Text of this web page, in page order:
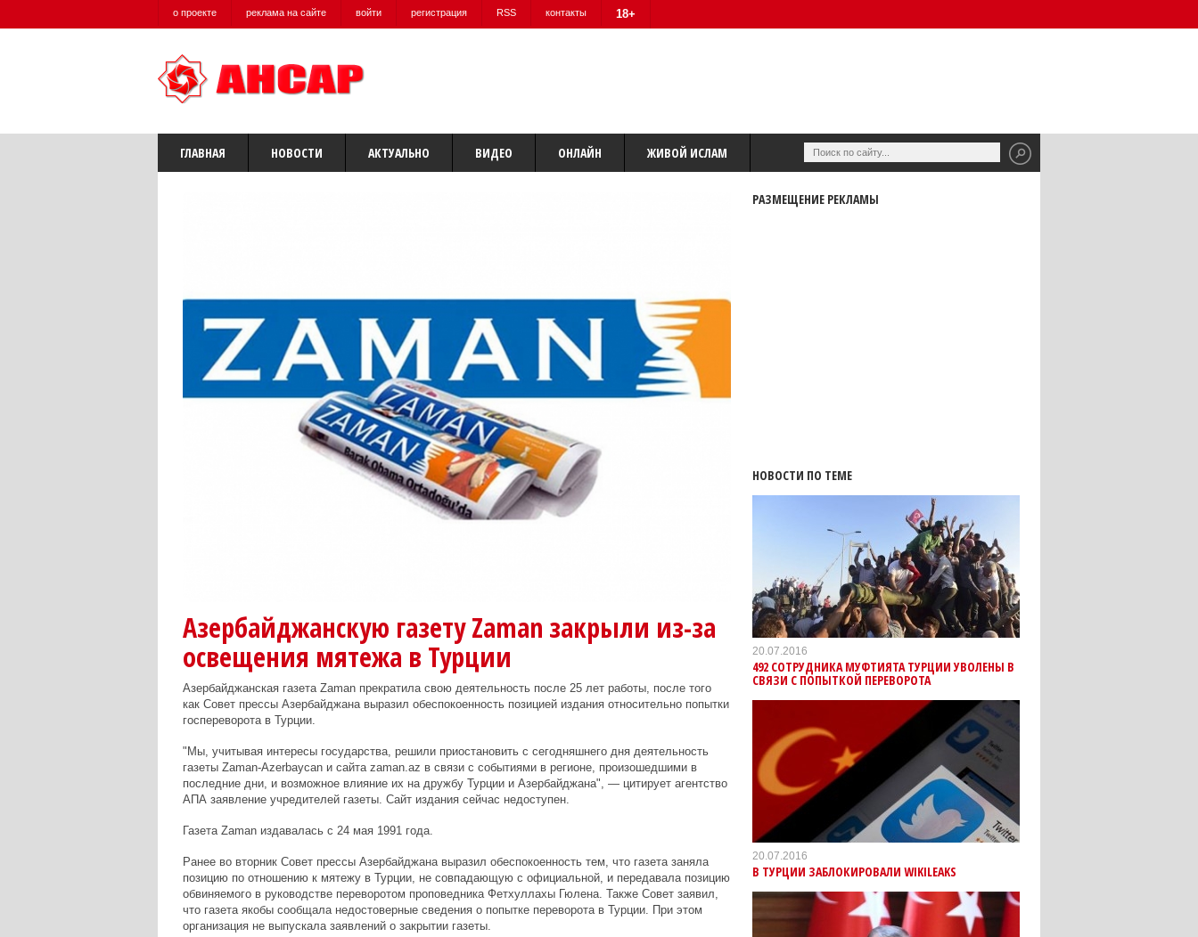
о проекте реклама на сайте войти регистрация RSS контакты 18+
ГЛАВНАЯ НОВОСТИ АКТУАЛЬНО ВИДЕО ОНЛАЙН ЖИВОЙ ИСЛАМ
Азербайджанскую газету Zaman закрыли из-за
освещения мятежа в Турции
Азербайджанская газета Zaman прекратила свою деятельность после 25 лет работы, после того
как Совет прессы Азербайджана выразил обеспокоенность позицией издания относительно попытки
госпереворота в Турции.
"Мы, учитывая интересы государства, решили приостановить с сегодняшнего дня деятельность
газеты Zaman-Azerbaycanи сайта zaman.az в связи с событиями в регионе, произошедшими в
последние дни, и возможное влияние их на дружбу Турции и Азербайджана", — цитирует агентство
АПА заявление учредителей газеты. Сайт издания сейчас недоступен.
Газета Zaman издавалась с 24 мая 1991 года.
Ранее во вторник Совет прессы Азербайджана выразил обеспокоенность тем, что газета заняла
позицию по отношению к мятежу в Турции, не совпадающую с официальной, и передавала позицию
обвиняемого в руководстве переворотом проповедника Фетхуллахы Гюлена. Также Совет заявил,
что газета якобы сообщала недостоверные сведения о попытке переворота в Турции. При этом
организация не выпускала заявлений о закрытии газеты.
РАЗМЕЩЕНИЕ РЕКЛАМЫ
НОВОСТИ ПО ТЕМЕ
20.07.2016
492 СОТРУДНИКА МУФТИЯТА ТУРЦИИ УВОЛЕНЫ В
СВЯЗИ С ПОПЫТКОЙ ПЕРЕВОРОТА
20.07.2016
В ТУРЦИИ ЗАБЛОКИРОВАЛИ WIKILEAKS